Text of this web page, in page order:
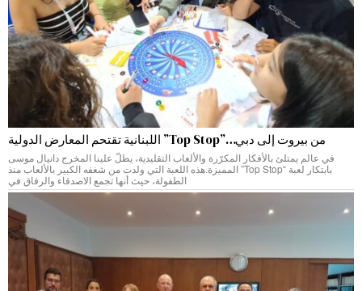
من بيروت إلى دبي…”Top Stop” اللبنانية تقتحم المعارض الدولية
في عالم يمتلئ بالأفكار المكرّرة والألعاب التقليدية، يطلّ علينا المخرج دانيال موسى
بابتكار لعبة “Top Stop” المميزة.هذه اللعبة التي ولدت من شغفه الكبير بالألعاب منذ
الطفولة، حيث أنها تجمع الاصدقاء والرفاق في